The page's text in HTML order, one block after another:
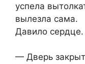
успела
вылезла сама.
Давило сердце.
— Дверь